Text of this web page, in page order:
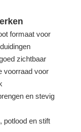
formaat voor
zichtbaar
voorraad voor
en stevig
potlood en stift